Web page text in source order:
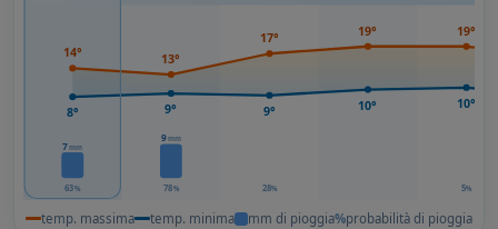
7mm
63%
9mm
78% 28% 5%
14°
8°
13°
9°
17°
9°
19°
10°
19°
10°
temp. massima temp. minima mm di pioggia%probabilità di pioggia